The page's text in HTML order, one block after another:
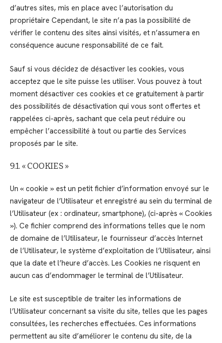
d’autres sites, mis en place avec l’autorisation du
propriétaire Cependant, le site n’a pas la possibilité de
vérifier le contenu des sites ainsi visités, et n’assumera en
conséquence aucune responsabilité de ce fait.
Sauf si vous décidez de désactiver les cookies, vous
acceptez que le site puisse les utiliser. Vous pouvez à tout
moment désactiver ces cookies et ce gratuitement à partir
des possibilités de désactivation qui vous sont offertes et
rappelées ci-après, sachant que cela peut réduire ou
empêcher l’accessibilité à tout ou partie des Services
proposés par le site.
9.1. « COOKIES »
Un « cookie » est un petit fichier d’information envoyé sur le
navigateur de l’Utilisateur et enregistré au sein du terminal de
l’Utilisateur (ex : ordinateur, smartphone), (ci-après « Cookies
»). Ce fichier comprend des informations telles que le nom
de domaine de l’Utilisateur, le fournisseur d’accès Internet
de l’Utilisateur, le système d’exploitation de l’Utilisateur, ainsi
que la date et l’heure d’accès. Les Cookies ne risquent en
aucun cas d’endommager le terminal de l’Utilisateur.
Le site est susceptible de traiter les informations de
l’Utilisateur concernant sa visite du site, telles que les pages
consultées, les recherches effectuées. Ces informations
permettent au site d’améliorer le contenu du site, de la